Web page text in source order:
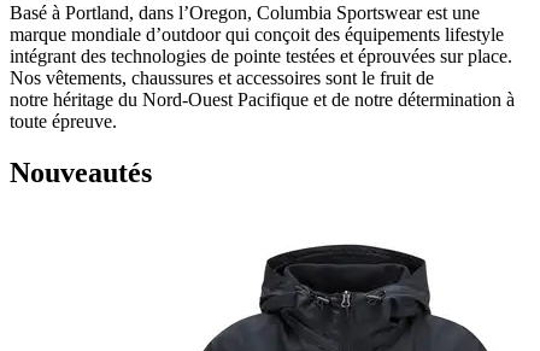
Basé à Portland, dans l’Oregon, Columbia Sportswear est une
marque mondiale d’outdoor qui conçoit des équipements lifestyle
intégrant des technologies de pointe testées et éprouvées sur place.
Nos vêtements, chaussures et accessoires sont le fruit de
notre héritage du Nord-Ouest Pacifique et de notre détermination à
toute épreuve.
Nouveautés